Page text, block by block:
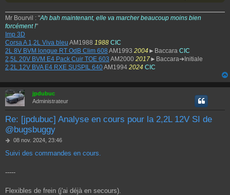
Mr Bourvil : "Ah bah maintenant, elle va marcher beaucoup moins bien
forcément !"
Imp 3D
Corsa A 1,2L Viva bleu AM1988 1988 CIC
2L 8V BVM longue RT OdB Clim 608 AM1993 2004 ►Baccara CIC
2,5L 20V BVM E4 Pack Cuir TOE 603 AM2000 2017►Baccara➔Initiale
2,2L 12V BVA E4 RXE SUSPIL 640AM1994 2024 CIC
jpdubuc
Administrateur
Re: [jpdubuc] Analyse en cours pour la 2,2L 12V SI de
@bugsbuggy
M
s
08 nov. 2024, 23:46
Suivi des commandes en cours.
-----
Flexibles de frein (j'ai déjà en secours).